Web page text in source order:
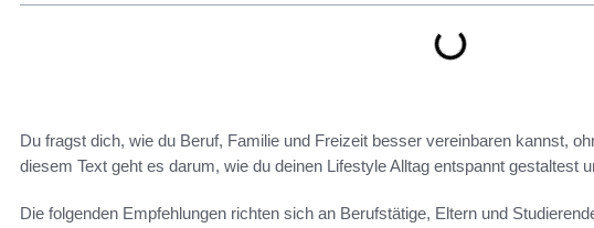
Du fragst dich, wie du Beruf, Familie und Freizeit besser vereinbaren kannst,
diesem Text geht es darum, wie du deinen Lifestyle Alltag entspannt gestaltest
Die folgenden Empfehlungen richten sich an Berufstätige, Eltern und